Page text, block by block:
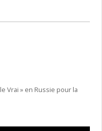
Vrai » en Russie pour la